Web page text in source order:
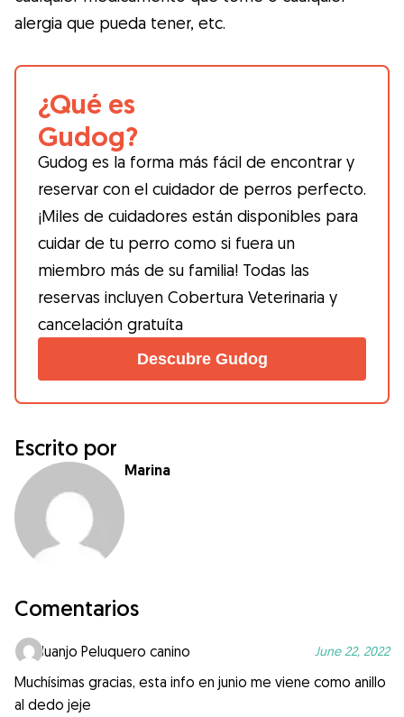
alergia que pueda tener, etc.
¿Qué es
Gudog?
Gudog es la forma más fácil de encontrar y
reservar con el cuidador de perros perfecto.
¡Miles de cuidadores están disponibles para
cuidar de tu perro como si fuera un
miembro más de su familia! Todas las
reservas incluyen Cobertura Veterinaria y
cancelación gratuíta
Descubre Gudog
Escrito por
Marina
Comentarios
Juanjo Peluquero canino June 22, 2022
Muchísimas gracias, esta info en junio me viene como anillo
al dedo jeje